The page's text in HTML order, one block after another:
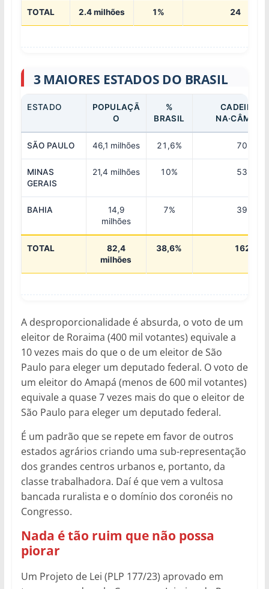
TOTAL 2.4 milhões 1% 24
3 MAIORES ESTADOS DO BRASIL
ESTADO
POPULAÇÃ
O
%
BRASIL
CADEIRAS
NA·CÂMARA
SÃO PAULO 46,1 milhões 21,6% 70
MINAS
GERAIS
21,4 milhões 10% 53
BAHIA
14,9
milhões
7% 39
TOTAL
82,4
milhões
38,6% 162
A desproporcionalidade é absurda, o voto de um
eleitor de Roraima (400 mil votantes) equivale a
10 vezes mais do que o de um eleitor de São
Paulo para eleger um deputado federal. O voto de
um eleitor do Amapá (menos de 600 mil votantes)
equivale a quase 7 vezes mais do que o eleitor de
São Paulo para eleger um deputado federal.
É um padrão que se repete em favor de outros
estados agrários criando uma sub-representação
dos grandes centros urbanos e, portanto, da
classe trabalhadora. Daí é que vem a vultosa
bancada ruralista e o domínio dos coronéis no
Congresso.
Nada é tão ruim que não possa
piorar
Um Projeto de Lei (PLP 177/23) aprovado em